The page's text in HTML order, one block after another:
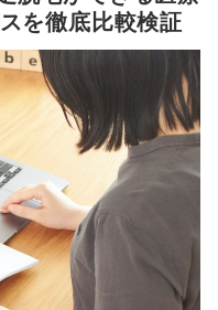
を徹底比較検証